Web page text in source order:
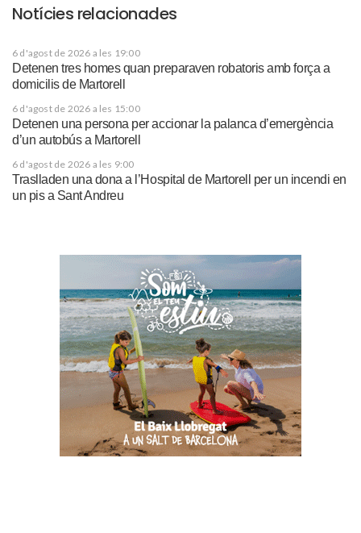
Notícies relacionades
6 d'agost de 2026 a les 19:00
Detenen tres homes quan preparaven robatoris amb força a
domicilis de Martorell
6 d'agost de 2026 a les 15:00
Detenen una persona per accionar la palanca d’emergència
d’un autobús a Martorell
6 d'agost de 2026 a les 9:00
Traslladen una dona a l’Hospital de Martorell per un incendi en
un pis a Sant Andreu